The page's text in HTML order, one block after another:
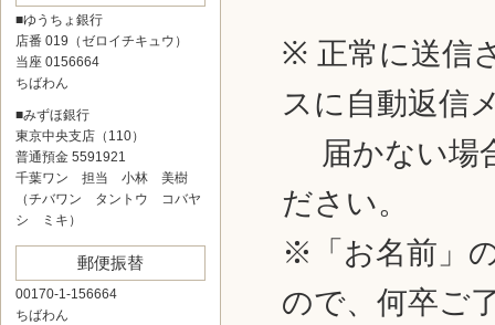
※ 正常に送信
スに自動返信
届かない場
ださい。
※「お名前」
ので、何卒ご
■ゆうちょ銀行
店番 019（ゼロイチキュウ）
当座 0156664
ちばわん
■みずほ銀行
東京中央支店（110）
普通預金 5591921
千葉ワン 担当 小林 美樹
（チバワン タントウ コバヤ
シ ミキ）
郵便振替
00170-1-156664
ちばわん